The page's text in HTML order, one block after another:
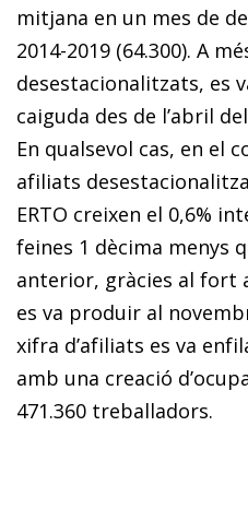
mitjana en un mes de
2014-2019 (64.300). A
desesta­­cionalitzats, es
caiguda des de l’abril
En qualsevol cas, en el
afiliats
ERTO creixen el 0,6%
feines 1 dècima menys
anterior, gràcies al fort
es va produir al
xifra d’afi­­liats es va
amb una creació
471.360 treballadors.